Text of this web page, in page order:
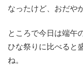
なったけど、おだや
ところで今日は端午
ひな祭りに比べると
ね。